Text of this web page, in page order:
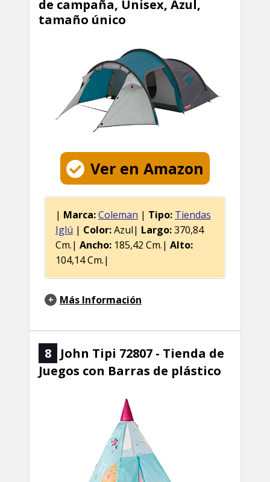
de campaña, Unisex, Azul,
tamaño único
Ver en Amazon
| Marca:Coleman | Tipo: Tiendas
Iglú | Color:Azul| Largo:370,84
Cm.| Ancho: 185,42 Cm.| Alto:
104,14 Cm.|
Más Información
8
John Tipi 72807 - Tienda de
Juegos con Barras de plástico